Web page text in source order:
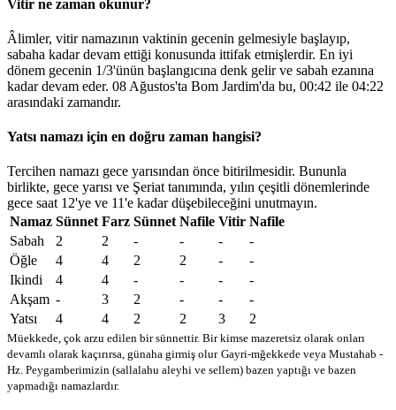
Vitir ne zaman okunur?
Âlimler, vitir namazının vaktinin gecenin gelmesiyle başlayıp,
sabaha kadar devam ettiği konusunda ittifak etmişlerdir. En iyi
dönem gecenin 1/3'ünün başlangıcına denk gelir ve sabah ezanına
kadar devam eder. 08 Ağustos'ta Bom Jardim'da bu, 00:42 ile 04:22
arasındaki zamandır.
Yatsı namazı için en doğru zaman hangisi?
Tercihen namazı gece yarısından önce bitirilmesidir. Bununla
birlikte, gece yarısı ve Şeriat tanımında, yılın çeşitli dönemlerinde
gece saat 12'ye ve 11'e kadar düşebileceğini unutmayın.
Namaz Sünnet Farz Sünnet Nafile Vitir Nafile
Sabah
2 2 - - -
-
Öğle
4 4 2 2 -
-
Ikindi
4 4 - - -
-
Akşam - 3 2 - -
-
Yatsı
4 4 2 2 3 2
Müekkede, çok arzu edilen bir sünnettir. Bir kimse mazeretsiz olarak onları
devamlı olarak kaçırırsa, günaha girmiş olur Gayri-mğekkede veya Mustahab -
Hz. Peygamberimizin (sallalahu aleyhi ve sellem) bazen yaptığı ve bazen
yapmadığı namazlardır.